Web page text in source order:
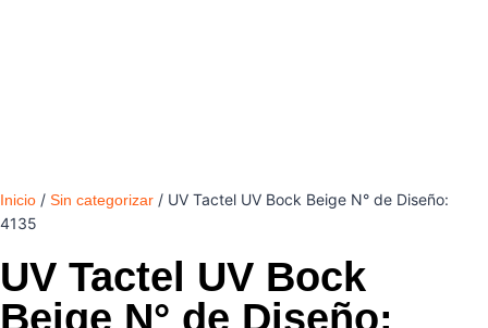
Inicio / Sin categorizar / UV Tactel UV Bock Beige N° de Diseño:
4135
UV Tactel UV Bock
Beige N° de Diseño: